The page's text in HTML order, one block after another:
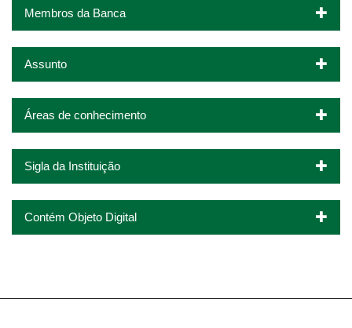
Membros da Banca
Assunto
Áreas de conhecimento
Sigla da Instituição
Contém Objeto Digital